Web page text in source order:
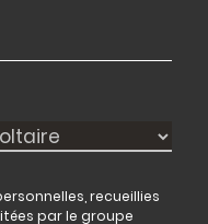
recueillies
par le groupe